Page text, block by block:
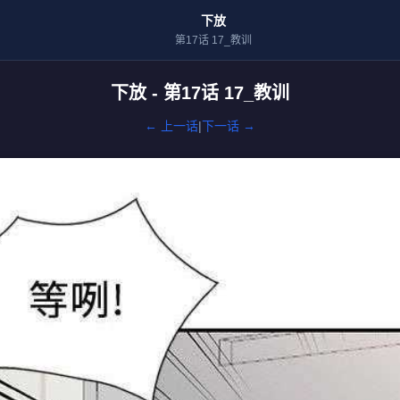
下放
第17话 17_教训
下放 - 第17话 17_教训
← 上一话|下一话 →